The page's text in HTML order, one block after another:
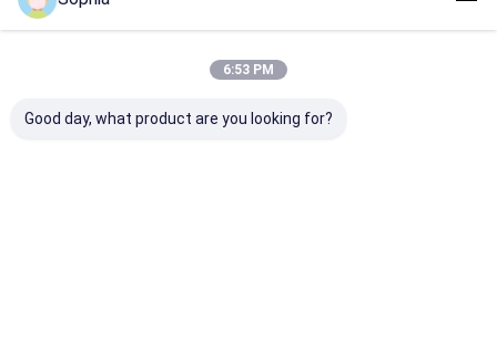
De Band van het foliegrof linnen
6:53 PM
Good day, what product are you looking for?